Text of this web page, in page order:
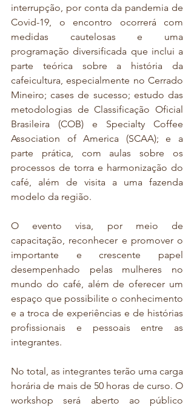
interrupção, por conta da pandemia de
Covid-19, o encontro ocorrerá com
medidas cautelosas e uma
programação diversificada que inclui a
parte teórica sobre a história da
cafeicultura, especialmente no Cerrado
Mineiro; cases de sucesso; estudo das
metodologias de Classificação Oficial
Brasileira (COB) e Specialty Coffee
Association of America (SCAA); e a
parte prática, com aulas sobre os
processos de torra e harmonização do
café, além de visita a uma fazenda
modelo da região.
O evento visa, por meio de
capacitação, reconhecer e promover o
importante e crescente papel
desempenhado pelas mulheres no
mundo do café, além de oferecer um
espaço que possibilite o conhecimento
e a troca de experiências e de histórias
profissionais e pessoais entre as
integrantes.
No total, as integrantes terão uma carga
horária de mais de 50 horas de curso. O
workshop será aberto ao público